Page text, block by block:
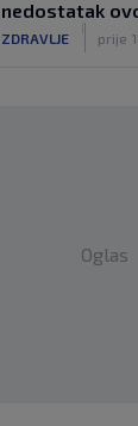
nedostatak
ZDRAVLJE prije
Oglas